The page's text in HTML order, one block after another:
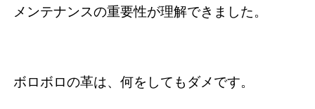
メンテナンスの重要性が理解できました。
ボロボロの革は、何をしてもダメです。